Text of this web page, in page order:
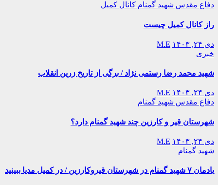
دفاع مقدس شهید گمنام کانال کمیل
راز کانال کمیل چیست
دی ۲۴, ۱۴۰۳
M.E
خبری
شهید محمد رضا رستمی نژاد / برگی از تاریخ زرین انقلاب
دی ۲۴, ۱۴۰۳
M.E
دفاع مقدس شهید گمنام
شهرستان قیر و کارزین چند شهید گمنام دارد؟
دی ۲۴, ۱۴۰۳
M.E
شهید گمنام
یادمان ۷ شهید گمنام در شهرستان قیروکارزین / در کمیل مدیا ببینید